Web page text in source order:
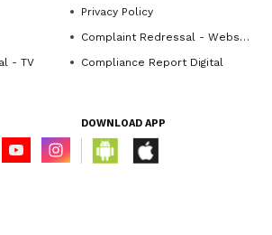
Privacy Policy
Complaint Redressal - Website
- TV
Compliance Report Digital
DOWNLOAD APP